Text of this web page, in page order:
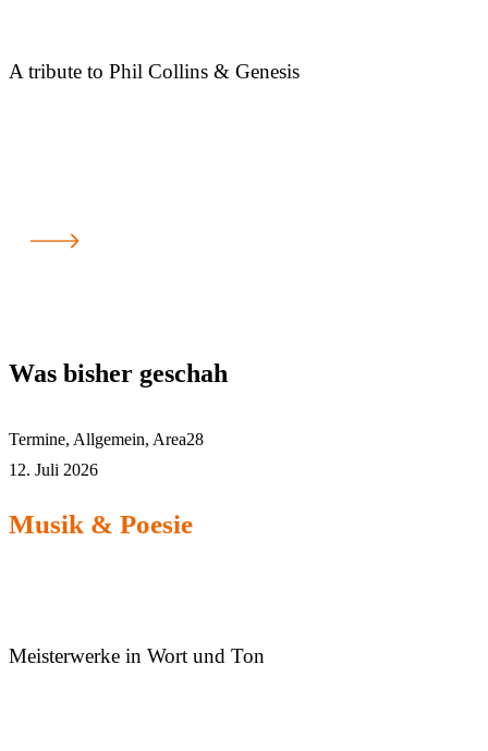
A tribute to Phil Collins & Genesis
Was bisher geschah
Termine, Allgemein, Area28
12. Juli 2026
Musik & Poesie
Meisterwerke in Wort und Ton